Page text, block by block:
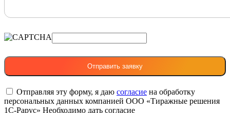
Отправляя эту форму, я даю согласие на обработку
персональных данных компанией ООО «Тиражные решения
1С-Рарус» Необходимо дать согласие